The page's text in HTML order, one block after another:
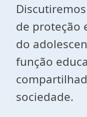
de proteção
do
função
sociedade.